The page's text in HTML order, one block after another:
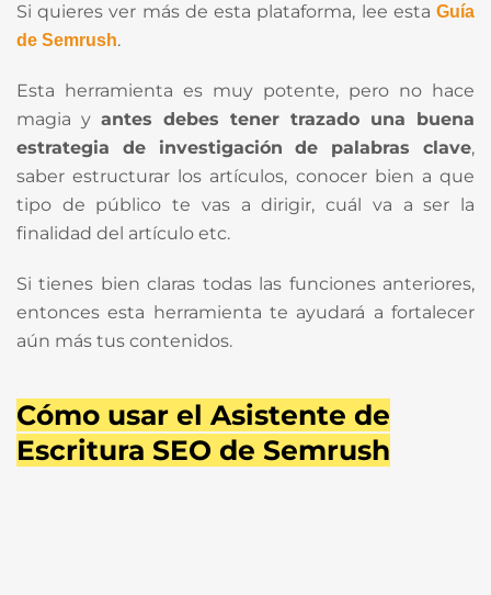
Si quieres ver más de esta plataforma, lee esta Guía
de Semrush.
Esta herramienta es muy potente, pero no hace
magia y antes debes tener trazado una buena
estrategia de investigación de palabras clave,
saber estructurar los artículos, conocer bien a que
tipo de público te vas a dirigir, cuál va a ser la
finalidad del artículo etc.
Si tienes bien claras todas las funciones anteriores,
entonces esta herramienta te ayudará a fortalecer
aún más tus contenidos.
Cómo usar el Asistente de
Escritura SEO de Semrush